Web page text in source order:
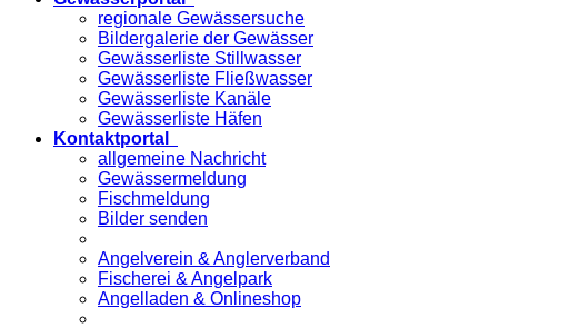
regionale Gewässersuche
Bildergalerie der Gewässer
Gewässerliste Stillwasser
Gewässerliste Fließwasser
Gewässerliste Kanäle
Gewässerliste Häfen
Kontaktportal
allgemeine Nachricht
Gewässermeldung
Fischmeldung
Bilder senden
Angelverein & Anglerverband
Fischerei & Angelpark
Angelladen & Onlineshop